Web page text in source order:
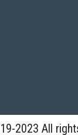
2023 All